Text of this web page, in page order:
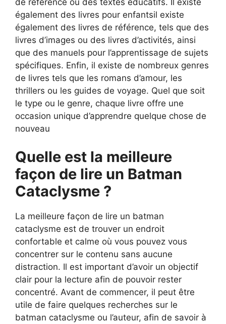
de référence ou des textes éducatifs. Il existe
également des livres pour enfantsil existe
également des livres de référence, tels que des
livres d’images ou des livres d’activités, ainsi
que des manuels pour l’apprentissage de sujets
spécifiques. Enfin, il existe de nombreux genres
de livres tels que les romans d’amour, les
thrillers ou les guides de voyage. Quel que soit
le type ou le genre, chaque livre offre une
occasion unique d’apprendre quelque chose de
nouveau
Quelle est la meilleure
façon de lire un Batman
Cataclysme ?
La meilleure façon de lire un batman
cataclysme est de trouver un endroit
confortable et calme où vous pouvez vous
concentrer sur le contenu sans aucune
distraction. Il est important d’avoir un objectif
clair pour la lecture afin de pouvoir rester
concentré. Avant de commencer, il peut être
utile de faire quelques recherches sur le
batman cataclysme ou l’auteur, afin de savoir à